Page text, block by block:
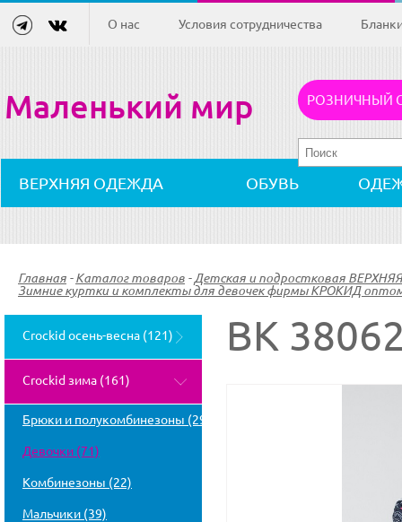
О нас Условия сотрудничества
Маленький мир РОЗНИЧНЫЙ
ВЕРХНЯЯ ОДЕЖДА ОБУВЬ
Главная - Каталог товаров - Детская и подростковая
Зимние куртки и комплекты для девочек фирмы КРОКИД оптом
Crockid осень-весна (121)
Crockid зима (161)
Брюки и полукомбинезоны (29)
Девочки (71)
Комбинезоны (22)
Мальчики (39)
ВК